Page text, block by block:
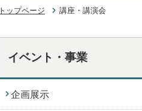
トップページ 講座・講演会
イベント・事業
企画展示